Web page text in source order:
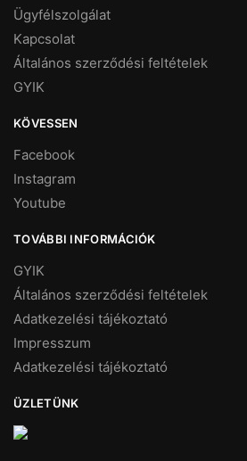
Ügyfélszolgálat
Kapcsolat
Általános szerződési feltételek
GYIK
KÖVESSEN
Facebook
Instagram
Youtube
TOVÁBBI INFORMÁCIÓK
GYIK
Általános szerződési feltételek
Adatkezelési tájékoztató
Impresszum
Adatkezelési tájékoztató
ÜZLETÜNK